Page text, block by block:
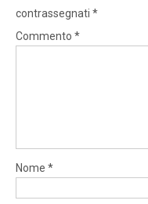
contrassegnati *
Commento *
Nome *